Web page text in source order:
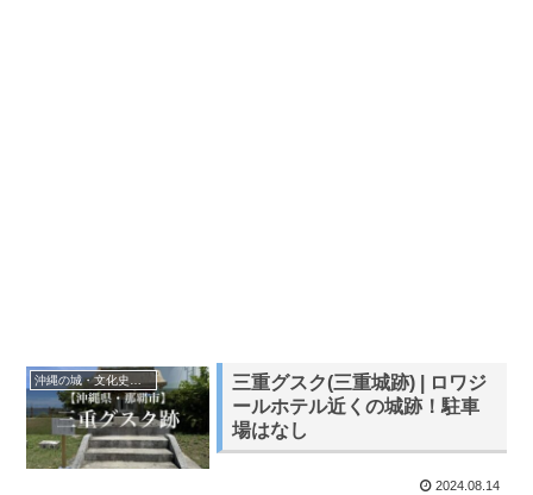
三重グスク(三重城跡) | ロワジ
ールホテル近くの城跡！駐車
場はなし
2024.08.14